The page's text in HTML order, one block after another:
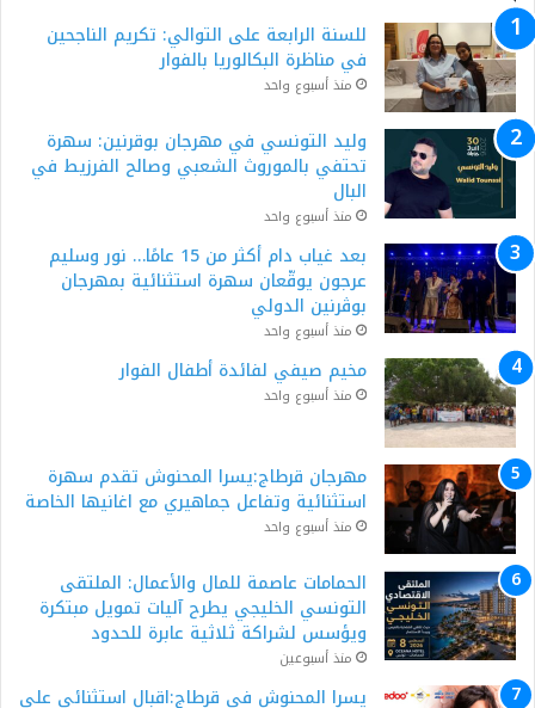
للسنة الرابعة على التوالي: تكريم الناجحين
في مناظرة البكالوريا بالفوار
منذ أسبوع واحد
وليد التونسي في مهرجان بوقرنين: سهرة
تحتفي بالموروث الشعبي وصالح الفرزيط في
البال
منذ أسبوع واحد
بعد غياب دام أكثر من 15 عامًا… نور وسليم
عرجون يوقّعان سهرة استثنائية بمهرجان
بوڨرنين الدولي
منذ أسبوع واحد
مخيم صيفي لفائدة أطفال الفوار
منذ أسبوع واحد
مهرجان قرطاج:يسرا المحنوش تقدم سهرة
استثنائية وتفاعل جماهيري مع اغانيها الخاصة
منذ أسبوع واحد
الحمامات عاصمة للمال والأعمال: الملتقى
التونسي الخليجي يطرح آليات تمويل مبتكرة
ويؤسس لشراكة ثلاثية عابرة للحدود
منذ أسبوعين
يسرا المحنوش في قرطاج:اقبال استثنائي على